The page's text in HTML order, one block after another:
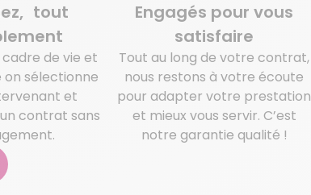
tout
de vie et
on sélectionne
et
contrat sans
Engagés pour vous
satisfaire
Tout au long de votre contrat,
nous restons à votre écoute
pour adapter votre prestation
et mieux vous servir. C’est
notre garantie qualité !